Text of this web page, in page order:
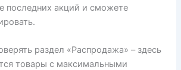
последних акций и сможете
раздел «Распродажа» – здесь
товары с максимальными